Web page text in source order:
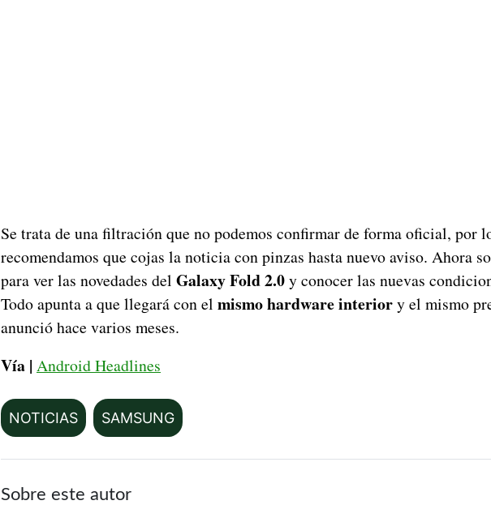
Se trata de una filtración que no podemos confirmar de forma oficial, por
recomendamos que cojas la noticia con pinzas hasta nuevo aviso. Ahora
para ver las novedades del Galaxy Fold 2.0y conocer las nuevas
Todo apunta a que llegará con el mismo hardware interiory el mismo
anunció hace varios meses.
Vía | Android Headlines
NOTICIAS SAMSUNG
Sobre este autor